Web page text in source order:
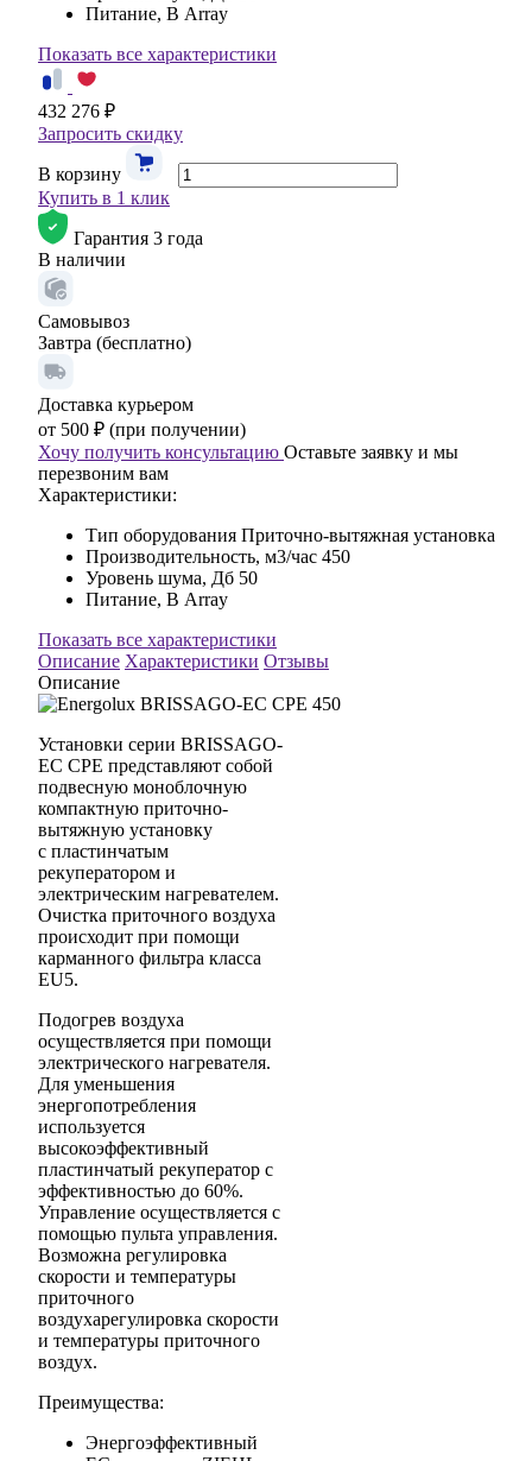
Питание, В Array
Показать все характеристики
432 276 ₽
Запросить скидку
В корзину
Купить в 1 клик
Гарантия 3 года
В наличии
Самовывоз
Завтра (бесплатно)
Доставка курьером
от 500 ₽ (при получении)
Хочу получить консультацию Оставьте заявку и мы
перезвоним вам
Характеристики:
Тип оборудования Приточно-вытяжная установка
Производительность, м3/час 450
Уровень шума, Дб 50
Питание, В Array
Показать все характеристики
Описание Характеристики Отзывы
Описание
Установки серии BRISSAGO-
EC CPE представляют собой
подвесную моноблочную
компактную приточно-
вытяжную установку
с пластинчатым
рекуператором и
электрическим нагревателем.
Очистка приточного воздуха
происходит при помощи
карманного фильтра класса
EU5.
Подогрев воздуха
осуществляется при помощи
электрического нагревателя.
Для уменьшения
энергопотребления
используется
высокоэффективный
пластинчатый рекуператор с
эффективностью до 60%.
Управление осуществляется с
помощью пульта управления.
Возможна регулировка
скорости и температуры
приточного
воздухарегулировка скорости
и температуры приточного
воздух.
Преимущества:
Энергоэффективный